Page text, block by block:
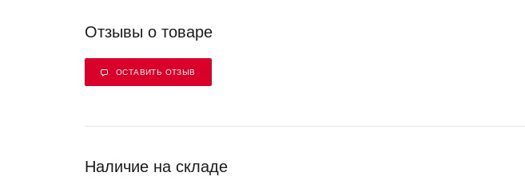
Отзывы о товаре
ОСТАВИТЬ ОТЗЫВ
Наличие на складе